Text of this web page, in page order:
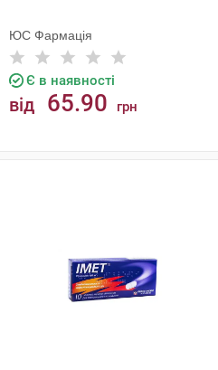
ЮС Фармація
Є в наявності
від 65.90 грн